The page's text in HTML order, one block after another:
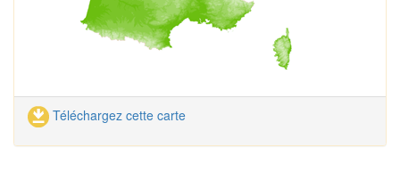
Téléchargez cette carte